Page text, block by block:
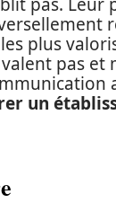
plus
pas et
un